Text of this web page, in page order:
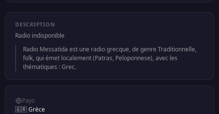
DESCRIPTION
Radio indisponible
Radio Messatida est une radio grecque, de genre Traditionnelle,
folk, qui émet localement (Patras, Peloponnese), avec les
thématiques : Grec.
Pays
🇬🇷 Grèce